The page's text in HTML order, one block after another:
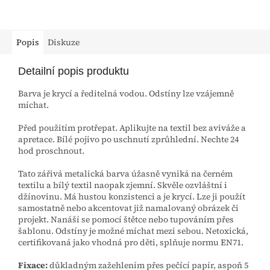
Popis Diskuze
Detailní popis produktu
Barva je krycí a ředitelná vodou. Odstíny lze vzájemně
míchat.
Před použitím protřepat. Aplikujte na textil bez aviváže a
apretace. Bílé pojivo po uschnutí zprůhlední. Nechte 24
hod proschnout.
Tato zářivá metalická barva úžasně vyniká na černém
textilu a bílý textil naopak zjemní. Skvěle ozvláštní i
džínovinu. Má hustou konzistenci a je krycí. Lze ji použít
samostatně nebo akcentovat již namalovaný obrázek či
projekt. Nanáší se pomocí štětce nebo tupováním přes
šablonu. Odstíny je možné míchat mezi sebou. Netoxická,
certifikovaná jako vhodná pro děti, splňuje normu EN71.
Fixace:důkladným zažehlením přes pečící papír, aspoň 5